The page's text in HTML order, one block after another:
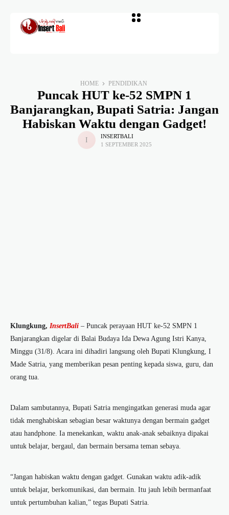
HOME PENDIDIKAN
Puncak HUT ke-52 SMPN 1
Banjarangkan, Bupati Satria: Jangan
Habiskan Waktu dengan Gadget!
INSERTBALI
1 SEPTEMBER 2025
Klungkung, InsertBali – Puncak perayaan HUT ke-52 SMPN 1
Banjarangkan digelar di Balai Budaya Ida Dewa Agung Istri Kanya,
Minggu (31/8). Acara ini dihadiri langsung oleh Bupati Klungkung, I
Made Satria, yang memberikan pesan penting kepada siswa, guru, dan
orang tua.
Dalam sambutannya, Bupati Satria mengingatkan generasi muda agar
tidak menghabiskan sebagian besar waktunya dengan bermain gadget
atau handphone. Ia menekankan, waktu anak-anak sebaiknya dipakai
untuk belajar, bergaul, dan bermain bersama teman sebaya.
“Jangan habiskan waktu dengan gadget. Gunakan waktu adik-adik
untuk belajar, berkomunikasi, dan bermain. Itu jauh lebih bermanfaat
untuk pertumbuhan kalian,” tegas Bupati Satria.